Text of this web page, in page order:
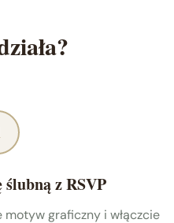
z RSVP
graficzny i włączcie